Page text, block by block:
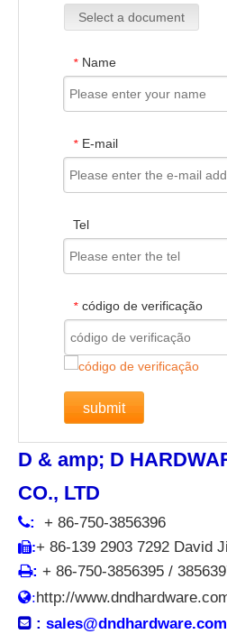
Select a document
* Name
* E-mail
Tel
* código de verificação
submit
D & amp; D
CO., LTD
: + 86-750-3856396
:+ 86-139 2903 7292 David
: + 86-750-3856395 /
:http://
 : sales@dndhardware.com